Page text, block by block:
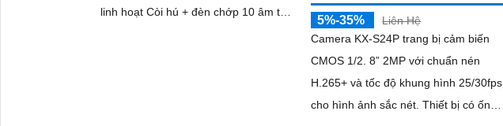
linh hoạt Còi hú + đèn chớp 10 âm tùy
5%-35%
Liên Hệ
Camera KX-S24P trang bị cảm biến
CMOS 1/2. 8” 2MP với chuẩn nén
H.265+ và tốc độ khung hình 25/30fps,
cho hình ảnh sắc nét. Thiết bị có ống